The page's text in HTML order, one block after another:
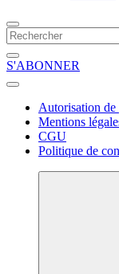
S'ABONNER
Autorisation de
Mentions
CGU
Politique de